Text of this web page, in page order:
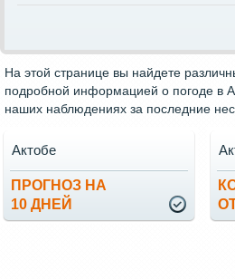
На этой странице вы найдете
подробной информацией о погоде в
наших наблюдениях за последние
ПРОГНОЗ НА
10 ДНЕЙ
Актобе